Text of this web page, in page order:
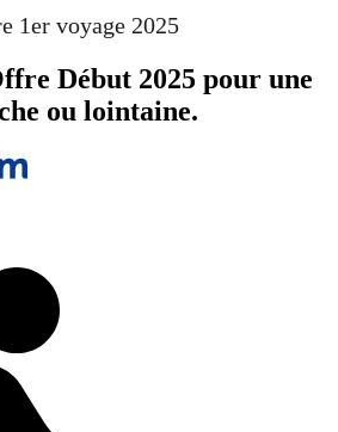
1er voyage 2025
Début 2025 pour une
ou lointaine.